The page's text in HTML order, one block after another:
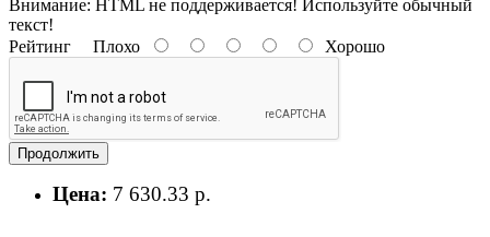
Внимание: HTML не поддерживается! Используйте обычный
текст!
Рейтинг Плохо Хорошо
Продолжить
Цена: 7 630.33 р.